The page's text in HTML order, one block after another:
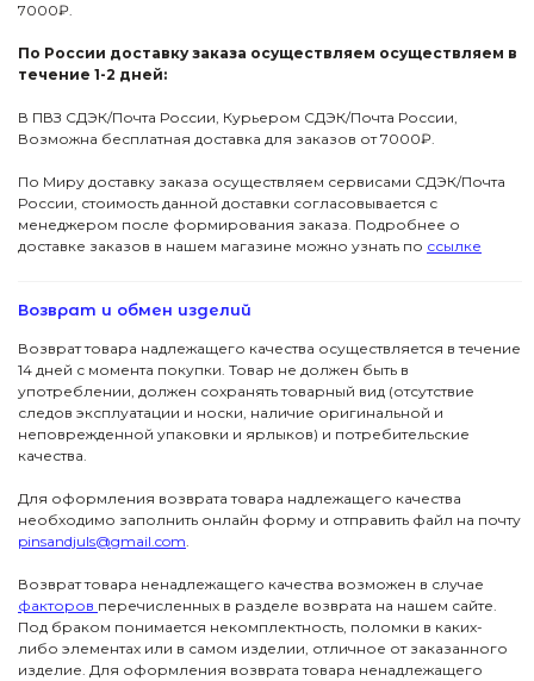
7000₽.
По России доставку заказа осуществляем осуществляем в
течение 1-2 дней:
В ПВЗ СДЭК/Почта России, Курьером СДЭК/Почта России,
Возможна бесплатная доставка для заказов от 7000₽.
По Миру доставку заказа осуществляем сервисами СДЭК/Почта
России, стоимость данной доставки согласовывается с
менеджером после формирования заказа. Подробнее о
доставке заказов в нашем магазине можно узнать по ссылке
Возврат и обмен изделий
Возврат товара надлежащего качества осуществляется в течение
14 дней с момента покупки. Товар не должен быть в
употреблении, должен сохранять товарный вид (отсутствие
следов эксплуатации и носки, наличие оригинальной и
неповрежденной упаковки и ярлыков) и потребительские
качества.
Для оформления возврата товара надлежащего качества
необходимо заполнить онлайн форму и отправить файл на почту
pinsandjuls@gmail.com.
Возврат товара ненадлежащего качества возможен в случае
факторов перечисленных в разделе возврата на нашем сайте.
Под браком понимается некомплектность, поломки в каких-
либо элементах или в самом изделии, отличное от заказанного
изделие. Для оформления возврата товара ненадлежащего